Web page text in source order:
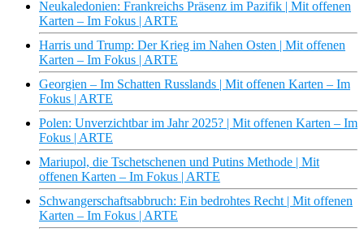
Neukaledonien: Frankreichs Präsenz im Pazifik | Mit offenen
Karten – Im Fokus | ARTE
Harris und Trump: Der Krieg im Nahen Osten | Mit offenen
Karten – Im Fokus | ARTE
Georgien – Im Schatten Russlands | Mit offenen Karten – Im
Fokus | ARTE
Polen: Unverzichtbar im Jahr 2025? | Mit offenen Karten – Im
Fokus | ARTE
Mariupol, die Tschetschenen und Putins Methode | Mit
offenen Karten – Im Fokus | ARTE
Schwangerschaftsabbruch: Ein bedrohtes Recht | Mit offenen
Karten – Im Fokus | ARTE